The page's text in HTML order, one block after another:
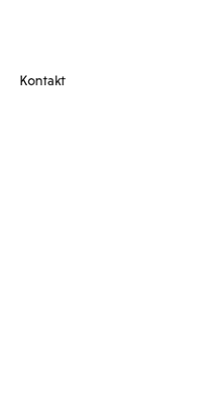
Kontakt